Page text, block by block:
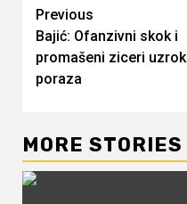
Continue
Reading
Previous
Bajić: Ofanzivni skok i
promašeni ziceri uzrok
poraza
MORE STORIES